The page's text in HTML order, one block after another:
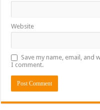
Website
Save my name, email,
I comment.